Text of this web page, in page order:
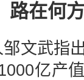
路在何
文武指
亿产